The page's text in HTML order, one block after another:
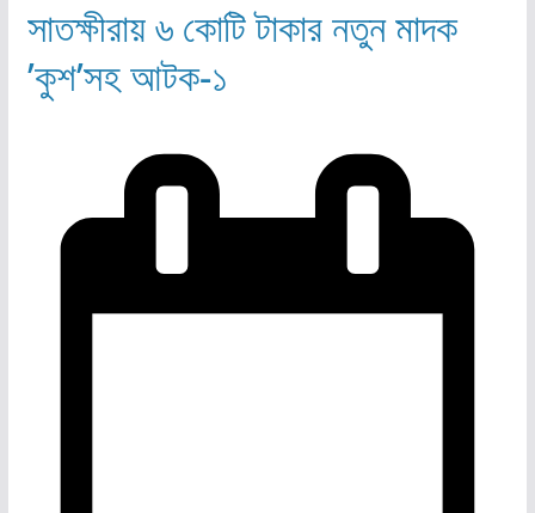
সাতক্ষীরায় ৬ কোটি টাকার নতুন মাদক
’কুশ’সহ আটক-১